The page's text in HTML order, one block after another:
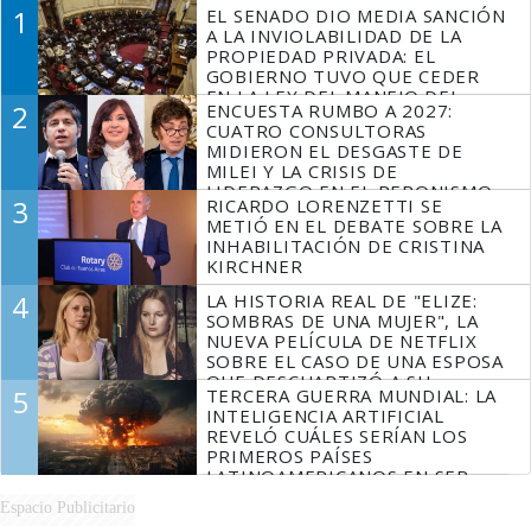
1
EL SENADO DIO MEDIA SANCIÓN
A LA INVIOLABILIDAD DE LA
PROPIEDAD PRIVADA: EL
GOBIERNO TUVO QUE CEDER
EN LA LEY DEL MANEJO DEL
FUEGO
2
ENCUESTA RUMBO A 2027:
CUATRO CONSULTORAS
MIDIERON EL DESGASTE DE
MILEI Y LA CRISIS DE
LIDERAZGO EN EL PERONISMO
3
RICARDO LORENZETTI SE
METIÓ EN EL DEBATE SOBRE LA
INHABILITACIÓN DE CRISTINA
KIRCHNER
4
LA HISTORIA REAL DE "ELIZE:
SOMBRAS DE UNA MUJER", LA
NUEVA PELÍCULA DE NETFLIX
SOBRE EL CASO DE UNA ESPOSA
QUE DESCUARTIZÓ A SU
MARIDO
5
TERCERA GUERRA MUNDIAL: LA
INTELIGENCIA ARTIFICIAL
REVELÓ CUÁLES SERÍAN LOS
PRIMEROS PAÍSES
LATINOAMERICANOS EN SER
Espacio Publicitario